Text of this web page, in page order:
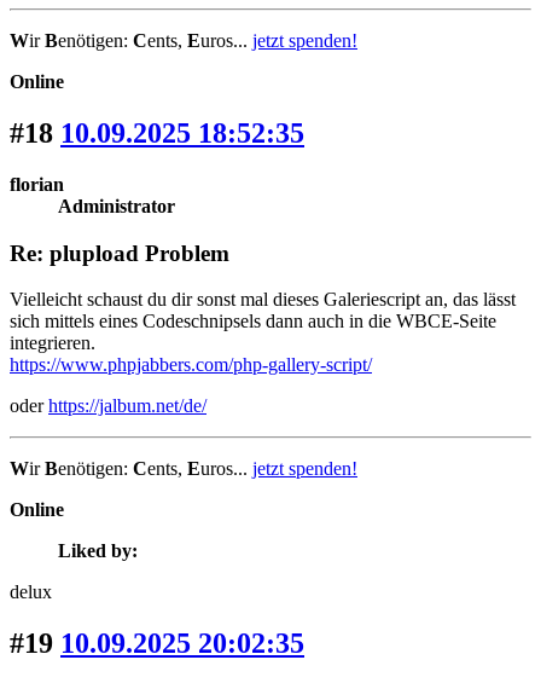
WirBenötigen: Cents, Euros... jetzt spenden!
Online
#18 10.09.2025 18:52:35
florian
Administrator
Re: plupload Problem
Vielleicht schaust du dir sonst mal dieses Galeriescript an, das lässt
sich mittels eines Codeschnipsels dann auch in die WBCE-Seite
integrieren.
https://www.phpjabbers.com/php-gallery-script/
oderhttps://jalbum.net/de/
WirBenötigen: Cents, Euros... jetzt spenden!
Online
Liked by:
delux
#19 10.09.2025 20:02:35